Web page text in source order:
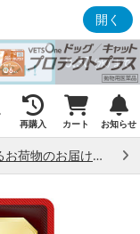
開く
再購入 カート お知らせ
熊本県熊本地方で発生した地震によるお荷物のお届け状況について （7/28）